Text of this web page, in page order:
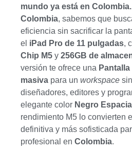
mundo ya está en Colombia.
Colombia, sabemos que
eficiencia sin sacrificar la
el iPad Pro de 11 pulgadas,
Chip M5 y 256GB de
versión te ofrece una
masiva para un workspace
diseñadores, editores y
elegante color Negro
rendimiento M5 lo convierten
definitiva y más sofisticada
profesional en Colombia.